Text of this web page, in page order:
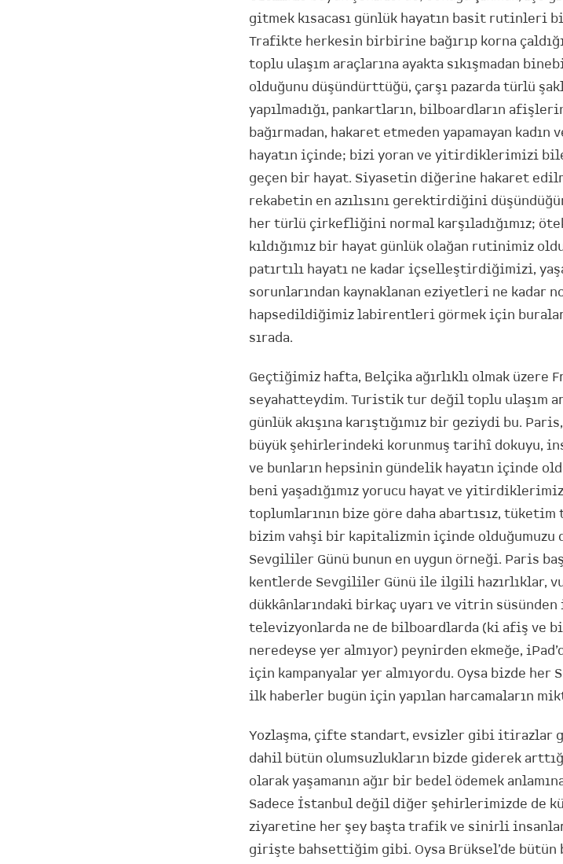
gitmek kısacası günlük hayatın basit rutinleri
Trafikte herkesin birbirine bağırıp korna
toplu ulaşım araçlarına ayakta sıkışmadan
olduğunu düşündürttüğü, çarşı pazarda türlü
yapılmadığı, pankartların, bilboardların afişlerin
bağırmadan, hakaret etmeden yapamayan
hayatın içinde; bizi yoran ve yitirdiklerimizi
geçen bir hayat. Siyasetin diğerine hakaret
rekabetin en azılısını gerektirdiğini
her türlü çirkefliğini normal karşıladığımız;
kıldığımız bir hayat günlük olağan rutinimiz
patırtılı hayatı ne kadar içselleştirdiğimizi,
sorunlarından kaynaklanan eziyetleri ne
hapsedildiğimiz labirentleri görmek için
sırada.
Geçtiğimiz hafta, Belçika ağırlıklı olmak üzere
seyahatteydim. Turistik tur değil toplu ulaşım
günlük akışına karıştığımız bir geziydi bu.
büyük şehirlerindeki korunmuş tarihî dokuyu,
ve bunların hepsinin gündelik hayatın içinde
beni yaşadığımız yorucu hayat ve yitirdiklerimiz
toplumlarının bize göre daha abartısız, tüketim
bizim vahşi bir kapitalizmin içinde olduğumuzu
Sevgililer Günü bunun en uygun örneği. Paris
kentlerde Sevgililer Günü ile ilgili hazırlıklar,
dükkânlarındaki birkaç uyarı ve vitrin
televizyonlarda ne de bilboardlarda (ki afiş ve
neredeyse yer almıyor) peynirden ekmeğe,
için kampanyalar yer almıyordu. Oysa bizde her
ilk haberler bugün için yapılan harcamaların
Yozlaşma, çifte standart, evsizler gibi itirazlar
dahil bütün olumsuzlukların bizde giderek
olarak yaşamanın ağır bir bedel ödemek
Sadece İstanbul değil diğer şehirlerimizde de
ziyaretine her şey başta trafik ve sinirli
girişte bahsettiğim gibi. Oysa Brüksel’de